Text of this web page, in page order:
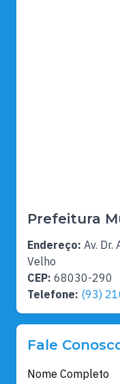
Prefeitura
Endereço: Av. Dr.
Velho
CEP: 68030-290
Telefone: (93)
Fale
Nome Completo